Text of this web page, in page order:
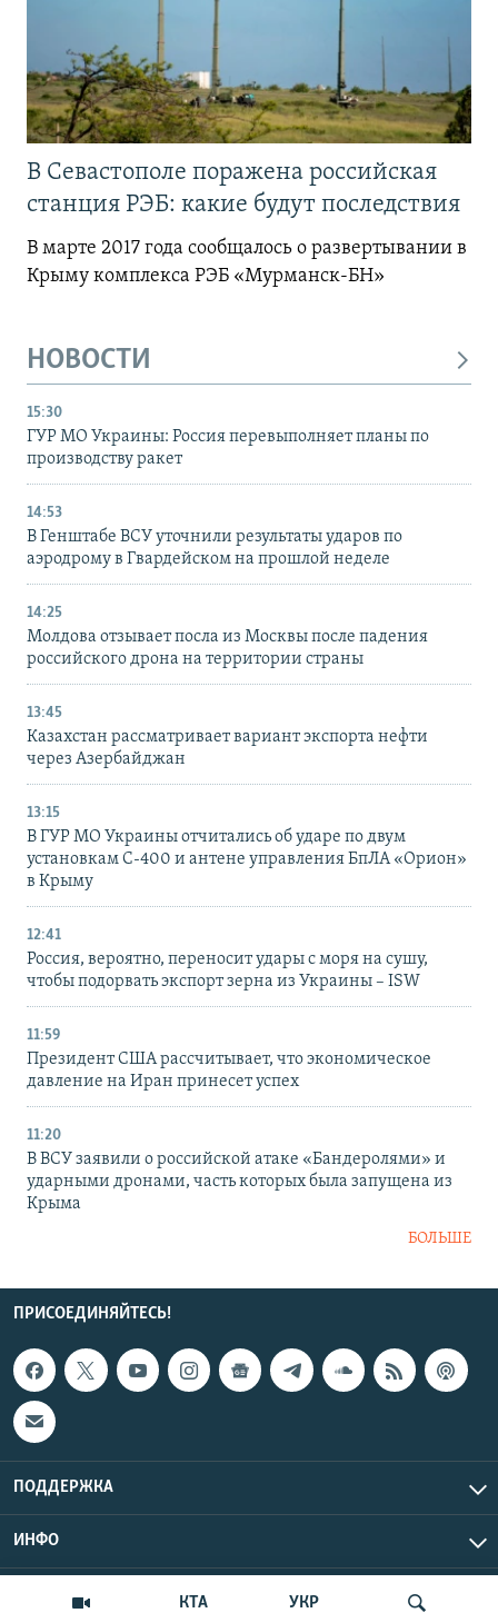
КТА УКР
В Севастополе поражена российская
станция РЭБ: какие будут последствия
В марте 2017 года сообщалось о развертывании в
Крыму комплекса РЭБ «Мурманск-БН»
НОВОСТИ
15:30
ГУР МО Украины: Россия перевыполняет планы по
производству ракет
14:53
В Генштабе ВСУ уточнили результаты ударов по
аэродрому в Гвардейском на прошлой неделе
14:25
Молдова отзывает посла из Москвы после падения
российского дрона на территории страны
13:45
Казахстан рассматривает вариант экспорта нефти
через Азербайджан
13:15
В ГУР МО Украины отчитались об ударе по двум
установкам С-400 и антене управления БпЛА «Орион»
в Крыму
12:41
Россия, вероятно, переносит удары с моря на сушу,
чтобы подорвать экспорт зерна из Украины – ISW
11:59
Президент США рассчитывает, что экономическое
давление на Иран принесет успех
11:20
В ВСУ заявили о российской атаке «Бандеролями» и
ударными дронами, часть которых была запущена из
Крыма
БОЛЬШЕ
ПРИСОЕДИНЯЙТЕСЬ!
ПОДДЕРЖКА
ИНФО
Copyright Крым.Реалии, 2026 | Все права защищены.
UTC+3